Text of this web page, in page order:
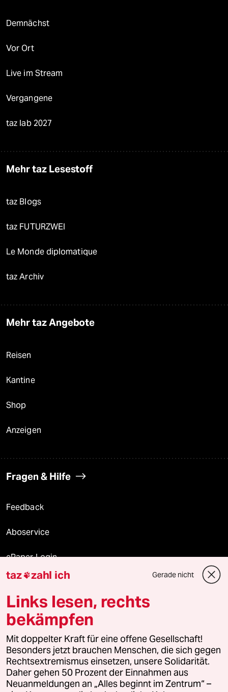
Demnächst
Vor Ort
Live im Stream
Vergangene
taz lab 2027
Mehr taz Lesestoff
taz Blogs
taz FUTURZWEI
Le Monde diplomatique
taz Archiv
Mehr taz Angebote
Reisen
Kantine
Shop
Anzeigen
Fragen & Hilfe
Feedback
Aboservice
ePaper Login
Downloads für Abonnierende
© 2026 taz Verlags und Vertriebs GmbH
Alle Rechte vorbehalten. Bei rechtlichen Fragen oder für Genehmigungen
wenden Sie sich bitte an lizenzen@taz.de
Feedback Redaktionsstatut Kommune-Richtlinien
taz zahl ich Gerade nicht
Links lesen, rechts
bekämpfen
Mit doppelter Kraft für eine offene Gesellschaft!
Besonders jetzt brauchen Menschen, die sich gegen
Rechtsextremismus einsetzen, unsere Solidarität.
Daher gehen 50 Prozent der Einnahmen aus
Neuanmeldungen an „Alles beginnt im Zentrum“ –